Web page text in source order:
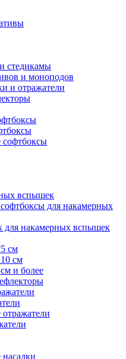
стедикамы
и моноподов
и отражатели
вспышек
для накамерных
для накамерных вспышек
см
см
и более